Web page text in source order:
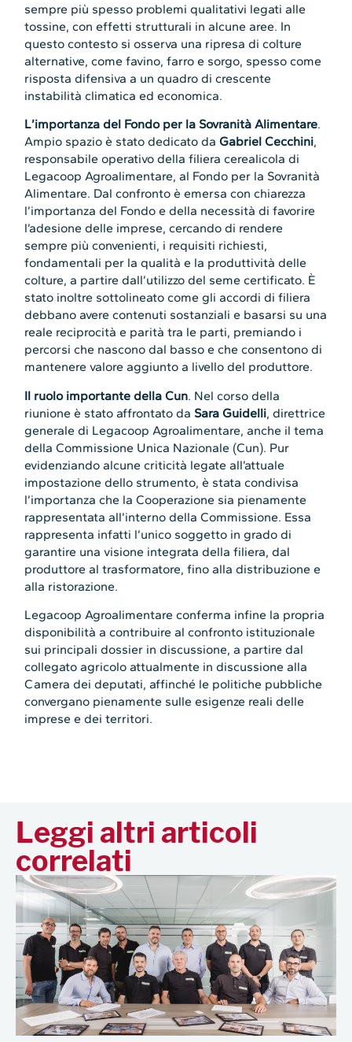
sempre più spesso problemi qualitativi legati alle
tossine, con effetti strutturali in alcune aree. In
questo contesto si osserva una ripresa di colture
alternative, come favino, farro e sorgo, spesso come
risposta difensiva a un quadro di crescente
instabilità climatica ed economica.
L’importanza del Fondo per la Sovranità Alimentare.
Ampio spazio è stato dedicato daGabriel Cecchini,
responsabile operativo della filiera cerealicola di
Legacoop Agroalimentare, al Fondo per la Sovranità
Alimentare. Dal confronto è emersa con chiarezza
l’importanza del Fondo e della necessità di favorire
l’adesione delle imprese, cercando di rendere
sempre più convenienti, i requisiti richiesti,
fondamentali per la qualità e la produttività delle
colture, a partire dall’utilizzo del seme certificato. È
stato inoltre sottolineato come gli accordi di filiera
debbano avere contenuti sostanziali e basarsi su una
reale reciprocità e parità tra le parti, premiando i
percorsi che nascono dal basso e che consentono di
mantenere valore aggiunto a livello del produttore.
Il ruolo importante della Cun. Nel corso della
riunione è stato affrontato da Sara Guidelli, direttrice
generale di Legacoop Agroalimentare, anche il tema
della Commissione Unica Nazionale (Cun). Pur
evidenziando alcune criticità legate all’attuale
impostazione dello strumento, è stata condivisa
l’importanza che la Cooperazione sia pienamente
rappresentata all’interno della Commissione. Essa
rappresenta infatti l’unico soggetto in grado di
garantire una visione integrata della filiera, dal
produttore al trasformatore, fino alla distribuzione e
alla ristorazione.
Legacoop Agroalimentare conferma infine la propria
disponibilità a contribuire al confronto istituzionale
sui principali dossier in discussione, a partire dal
collegato agricolo attualmente in discussione alla
Camera dei deputati, affinché le politiche pubbliche
convergano pienamente sulle esigenze reali delle
imprese e dei territori.
Leggi altri articoli
correlati